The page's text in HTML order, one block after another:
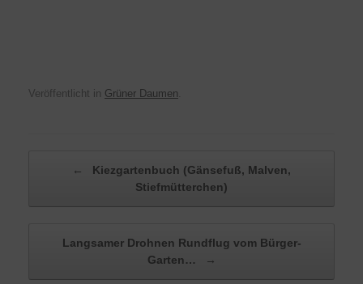
Veröffentlicht in Grüner Daumen.
←
Kiezgartenbuch (Gänsefuß, Malven,
Stiefmütterchen)
Langsamer Drohnen Rundflug vom Bürger-
Garten…
→